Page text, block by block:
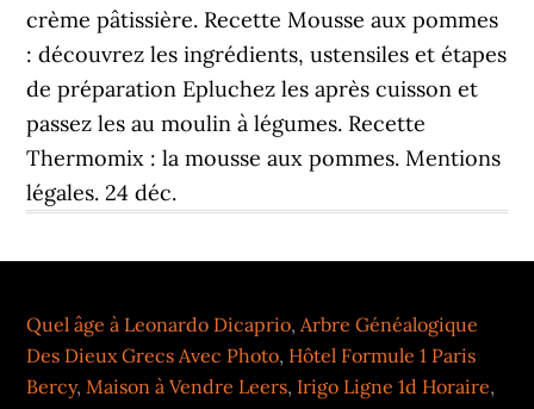
crème pâtissière. Recette Mousse aux pommes
: découvrez les ingrédients, ustensiles et étapes
de préparation Epluchez les après cuisson et
passez les au moulin à légumes. Recette
Thermomix : la mousse aux pommes. Mentions
légales. 24 déc.
Quel âge à Leonardo Dicaprio,Arbre Généalogique
Des Dieux Grecs Avec Photo, Hôtel Formule 1 Paris
Bercy,Maison à Vendre Leers, Irigo Ligne 1d Horaire,